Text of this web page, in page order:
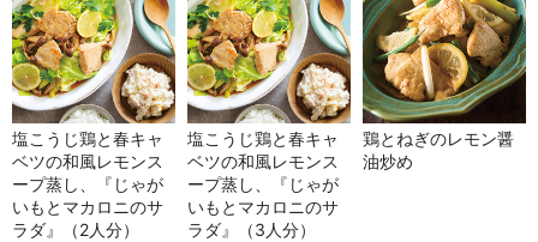
塩こうじ鶏と春キャ
ベツの和風レモンス
ープ蒸し、『じゃが
いもとマカロニのサ
ラダ』（2人分）
塩こうじ鶏と春キャ
ベツの和風レモンス
ープ蒸し、『じゃが
いもとマカロニのサ
ラダ』（3人分）
鶏とねぎのレモン醤
油炒め